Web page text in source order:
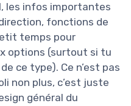
les infos importantes
fonctions de
temps pour
options (surtout si tu
ce type). Ce n’est pas
non plus, c’est juste
général du